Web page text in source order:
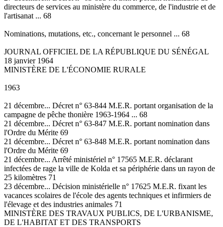
directeurs de services au ministère du commerce, de l'industrie et de
l'artisanat ... 68
Nominations, mutations, etc., concernant le personnel ... 68
JOURNAL OFFICIEL DE LA RÉPUBLIQUE DU SÉNÉGAL
18 janvier 1964
MINISTÈRE DE L'ÉCONOMIE RURALE
1963
21 décembre... Décret n° 63-844 M.E.R. portant organisation de la
campagne de pêche thonière 1963-1964 ... 68
21 décembre... Décret n° 63-847 M.E.R. portant nomination dans
l'Ordre du Mérite 69
21 décembre... Décret n° 63-848 M.E.R. portant nomination dans
l'Ordre du Mérite 69
21 décembre... Arrêté ministériel n° 17565 M.E.R. déclarant
infectées de rage la ville de Kolda et sa périphérie dans un rayon de
25 kilomètres 71
23 décembre... Décision ministérielle n° 17625 M.E.R. fixant les
vacances scolaires de l'école des agents techniques et infirmiers de
l'élevage et des industries animales 71
MINISTÈRE DES TRAVAUX PUBLICS, DE L'URBANISME,
DE L'HABITAT ET DES TRANSPORTS